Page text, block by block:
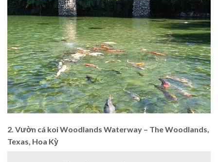
2. Vườn cá koi Woodlands Waterway – The Woodlands,
Texas, Hoa Kỳ